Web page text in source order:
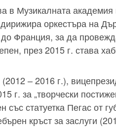
в Музикалната
оркестъра на
Франция, за да
през 2015 г. става
– 2016 г.),
за „творчески
със статуетка Пегас от
кръст за заслуги